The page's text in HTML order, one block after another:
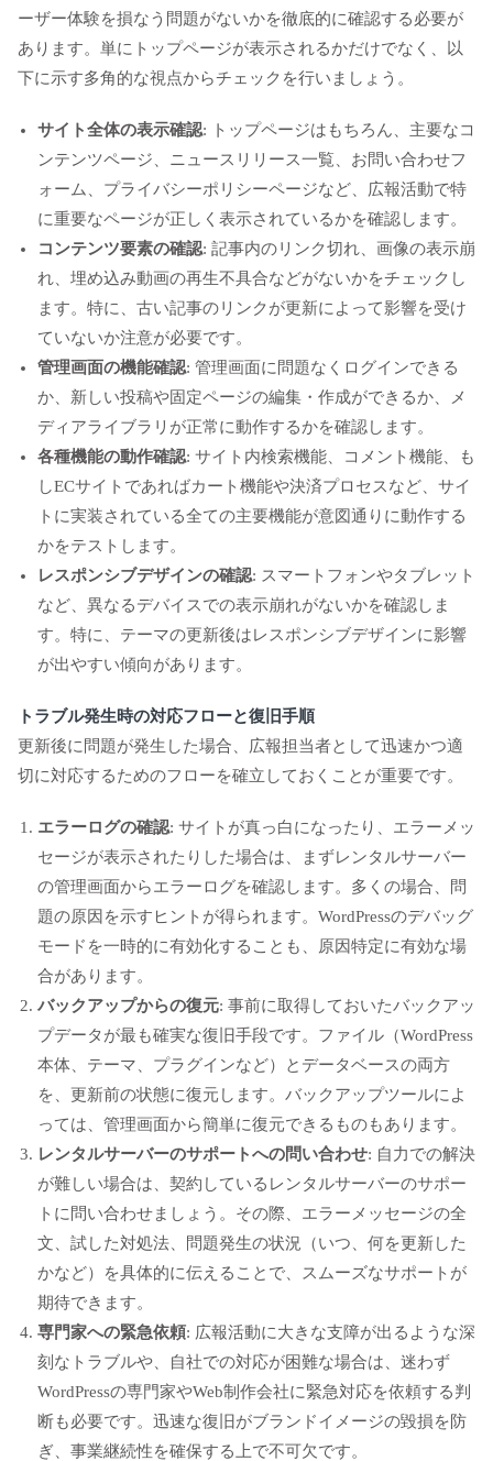
ーザー体験を損なう問題がないかを徹底的に確認する必要が
あります。単にトップページが表示されるかだけでなく、以
下に示す多角的な視点からチェックを行いましょう。
サイト全体の表示確認: トップページはもちろん、主要なコ
ンテンツページ、ニュースリリース一覧、お問い合わせフ
ォーム、プライバシーポリシーページなど、広報活動で特
に重要なページが正しく表示されているかを確認します。
コンテンツ要素の確認: 記事内のリンク切れ、画像の表示崩
れ、埋め込み動画の再生不具合などがないかをチェックし
ます。特に、古い記事のリンクが更新によって影響を受け
ていないか注意が必要です。
管理画面の機能確認: 管理画面に問題なくログインできる
か、新しい投稿や固定ページの編集・作成ができるか、メ
ディアライブラリが正常に動作するかを確認します。
各種機能の動作確認: サイト内検索機能、コメント機能、も
しECサイトであればカート機能や決済プロセスなど、サイ
トに実装されている全ての主要機能が意図通りに動作する
かをテストします。
レスポンシブデザインの確認: スマートフォンやタブレット
など、異なるデバイスでの表示崩れがないかを確認しま
す。特に、テーマの更新後はレスポンシブデザインに影響
が出やすい傾向があります。
トラブル発生時の対応フローと復旧手順
更新後に問題が発生した場合、広報担当者として迅速かつ適
切に対応するためのフローを確立しておくことが重要です。
エラーログの確認: サイトが真っ白になったり、エラーメッ
セージが表示されたりした場合は、まずレンタルサーバー
の管理画面からエラーログを確認します。多くの場合、問
題の原因を示すヒントが得られます。WordPressのデバッグ
モードを一時的に有効化することも、原因特定に有効な場
合があります。
バックアップからの復元: 事前に取得しておいたバックアッ
プデータが最も確実な復旧手段です。ファイル（WordPress
本体、テーマ、プラグインなど）とデータベースの両方
を、更新前の状態に復元します。バックアップツールによ
っては、管理画面から簡単に復元できるものもあります。
レンタルサーバーのサポートへの問い合わせ: 自力での解決
が難しい場合は、契約しているレンタルサーバーのサポー
トに問い合わせましょう。その際、エラーメッセージの全
文、試した対処法、問題発生の状況（いつ、何を更新した
かなど）を具体的に伝えることで、スムーズなサポートが
期待できます。
専門家への緊急依頼: 広報活動に大きな支障が出るような深
刻なトラブルや、自社での対応が困難な場合は、迷わず
WordPressの専門家やWeb制作会社に緊急対応を依頼する判
断も必要です。迅速な復旧がブランドイメージの毀損を防
ぎ、事業継続性を確保する上で不可欠です。